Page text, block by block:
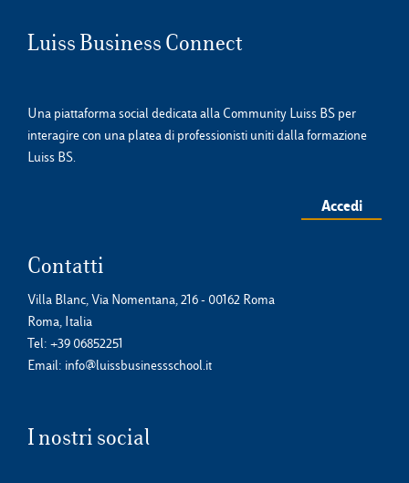
Luiss Business Connect
Una piattaforma social dedicata alla Community Luiss BS per
interagire con una platea di professionisti uniti dalla formazione
Luiss BS.
Accedi
Contatti
Villa Blanc, Via Nomentana, 216 - 00162 Roma
Roma, Italia
Tel: +39 06852251
Email: info@luissbusinessschool.it
I nostri social